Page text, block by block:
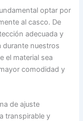
optar por
al casco. De
adecuada y
durante nuestros
el material sea
comodidad y
de ajuste
transpirable y